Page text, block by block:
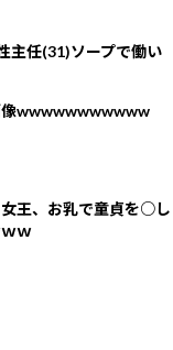
主任(31)ソープで働い
像wwwwwwwwwww
女王、お乳で童貞を○し
ｗ